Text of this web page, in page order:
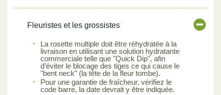
Fleuristes et les grossistes
La rosette multiple doit être réhydratée à la
livraison en utilisant une solution hydratante
commerciale telle que "Quick Dip", afin
d’éviter le blocage des tiges ce qui cause le
"bent neck" (la tête de la fleur tombe).
Pour une garantie de fraîcheur, vérifiez le
code barre, la date devrait y être indiquée.